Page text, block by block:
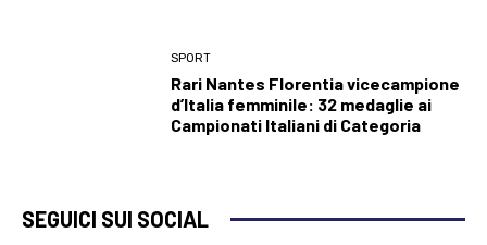
SPORT
Rari Nantes Florentia vicecampione
d’Italia femminile: 32 medaglie ai
Campionati Italiani di Categoria
SEGUICI SUI SOCIAL